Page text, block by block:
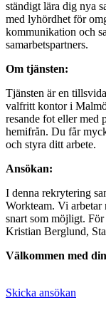
ständigt lära dig nya
med lyhördhet för
kommunikation och
samarbetspartners.
Om tjänsten:
Tjänsten är en
valfritt kontor i
resande fot eller med
hemifrån. Du får
och styra ditt arbete.
Ansökan:
I denna rekrytering
Workteam. Vi arbetar
snart som möjligt.
Kristian Berglund,
Välkommen med
Skicka ansökan